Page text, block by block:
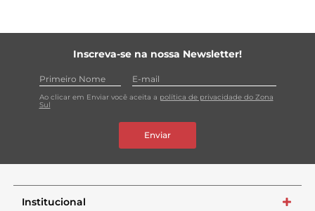
Inscreva-se na nossa Newsletter!
Ao clicar em Enviar você aceita a política de privacidade do Zona
Sul
Enviar
Institucional +